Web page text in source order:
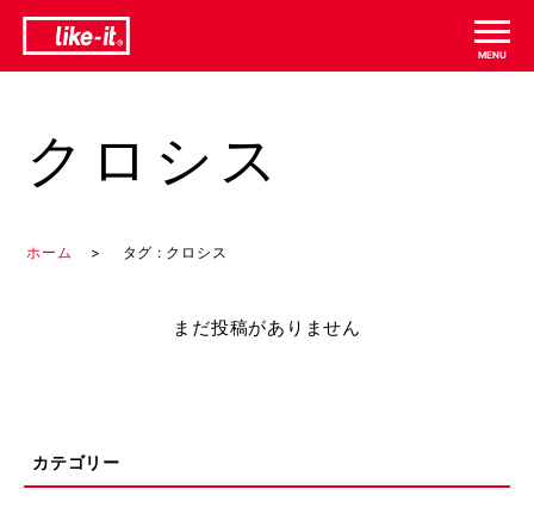
クロシス
ホーム タグ : クロシス
まだ投稿がありません